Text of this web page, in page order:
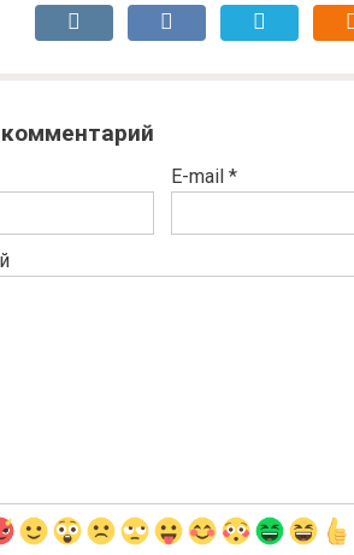
E-mail *